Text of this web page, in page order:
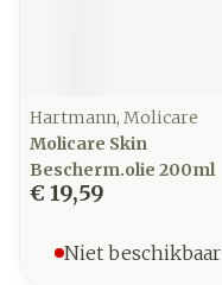
Hartmann, Molicare
Molicare Skin
Bescherm.olie 200ml
€ 19,59
Niet beschikbaar